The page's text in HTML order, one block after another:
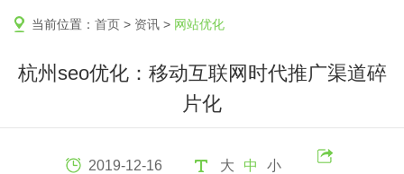
当前位置： 首页 > 资讯 > 网站优化
杭州seo优化：移动互联网时代推广渠道碎
片化
2019-12-16 大 中 小